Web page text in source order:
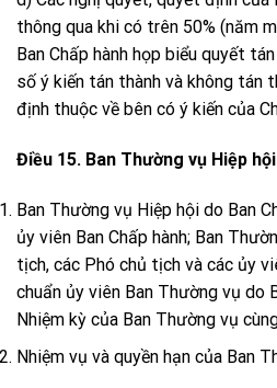
thông qua khi có trên 50% (năm
Ban Chấp hành họp biểu quyết
số ý kiến tán thành và không tán
định thuộc về bên có ý kiến của
Điều 15. Ban Thường vụ Hiệp hội
Ban Thường vụ Hiệp hội do Ban
ủy viên Ban Chấp hành; Ban
tịch, các Phó chủ tịch và các ủy
chuẩn ủy viên Ban Thường vụ do
Nhiệm kỳ của Ban Thường vụ
Nhiệm vụ và quyền hạn của Ban